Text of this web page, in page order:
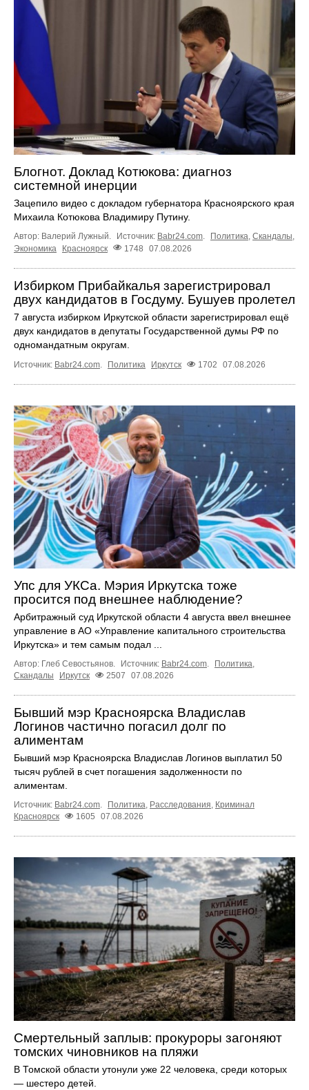
Блогнот. Доклад Котюкова: диагноз
системной инерции
Зацепило видео с докладом губернатора Красноярского края
Михаила Котюкова Владимиру Путину.
Автор: Валерий Лужный. Источник: Babr24.com. Политика, Скандалы,
Экономика
Красноярск 1748 07.08.2026
Избирком Прибайкалья зарегистрировал
двух кандидатов в Госдуму. Бушуев пролетел
7 августа избирком Иркутской области зарегистрировал ещё
двух кандидатов в депутаты Государственной думы РФ по
одномандатным округам.
Источник: Babr24.com Политика Иркутск 1702 07.08.2026
Упс для УКСа. Мэрия Иркутска тоже
просится под внешнее наблюдение?
Арбитражный суд Иркутской области 4 августа ввел внешнее
управление в АО «Управление капитального строительства
Иркутска» и тем самым подал ...
Автор: Глеб Севостьянов. Источник: Babr24.com. Политика,
Скандалы
Иркутск 2507 07.08.2026
Бывший мэр Красноярска Владислав
Логинов частично погасил долг по
алиментам
Бывший мэр Красноярска Владислав Логинов выплатил 50
тысяч рублей в счет погашения задолженности по
алиментам.
Источник: Babr24.com. Политика, Расследования, Криминал
Красноярск
1605 07.08.2026
Смертельный заплыв: прокуроры загоняют
томских чиновников на пляжи
В Томской области утонули уже 22 человека, среди которых
— шестеро детей.